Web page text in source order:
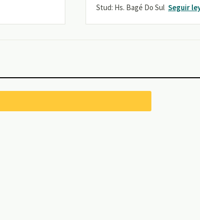
Stud: Hs. Bagé Do Sul Seguir